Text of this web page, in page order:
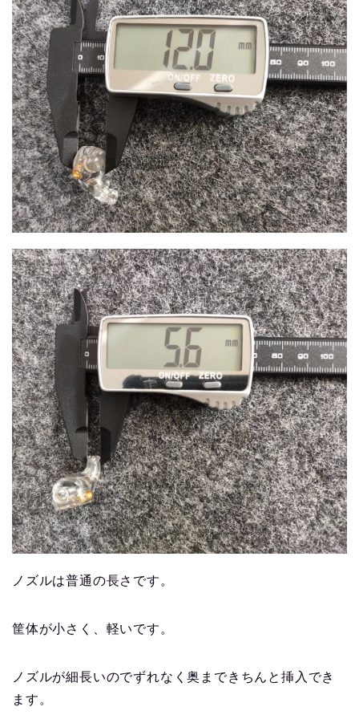
ノズルは普通の長さです。
筐体が小さく、軽いです。
ノズルが細長いのでずれなく奥まできちんと挿入でき
ます。